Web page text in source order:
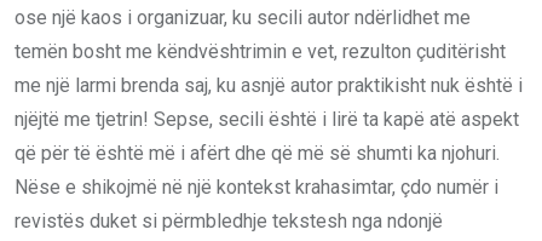
ose një kaos i organizuar, ku secili autor ndërlidhet me
temën bosht me këndvështrimin e vet, rezulton çuditërisht
me një larmi brenda saj, ku asnjë autor praktikisht nuk është i
njëjtë me tjetrin! Sepse, secili është i lirë ta kapë atë aspekt
që për të është më i afërt dhe që më së shumti ka njohuri.
Nëse e shikojmë në një kontekst krahasimtar, çdo numër i
revistës duket si përmbledhje tekstesh nga ndonjë